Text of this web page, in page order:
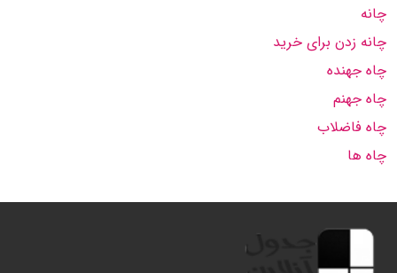
چانه
چانه زدن برای خرید
چاه جهنده
چاه جهنم
چاه فاضلاب
چاه ها